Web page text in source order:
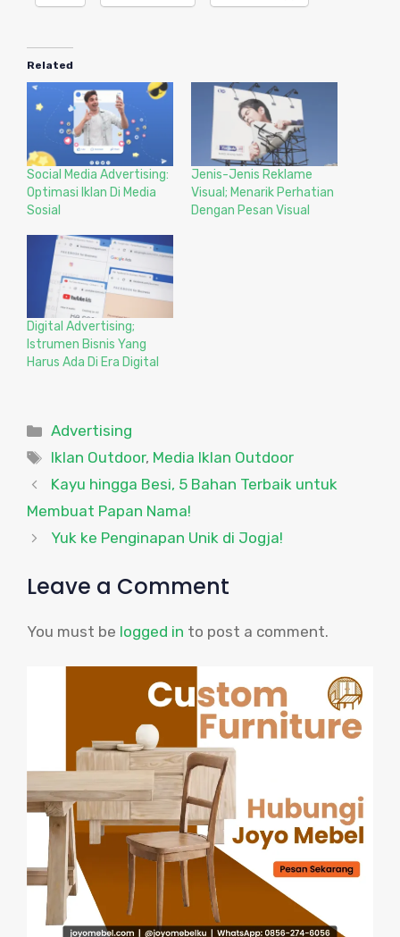
Related
Social Media Advertising:
Optimasi Iklan Di Media
Sosial
Jenis-Jenis Reklame
Visual; Menarik Perhatian
Dengan Pesan Visual
Digital Advertising;
Istrumen Bisnis Yang
Harus Ada Di Era Digital
Categories
Advertising
Tags
Iklan Outdoor, Media Iklan Outdoor
Kayu hingga Besi, 5 Bahan Terbaik untuk
Membuat Papan Nama!
Yuk ke Penginapan Unik di Jogja!
Leave a Comment
You must be logged in to post a comment.